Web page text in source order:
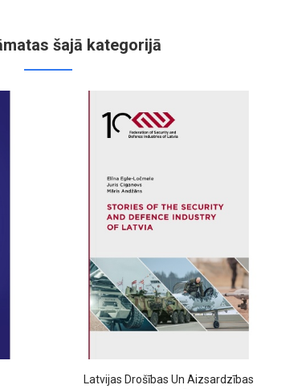
šajā kategorijā
Latvijas Drošības Un Aizsardzības